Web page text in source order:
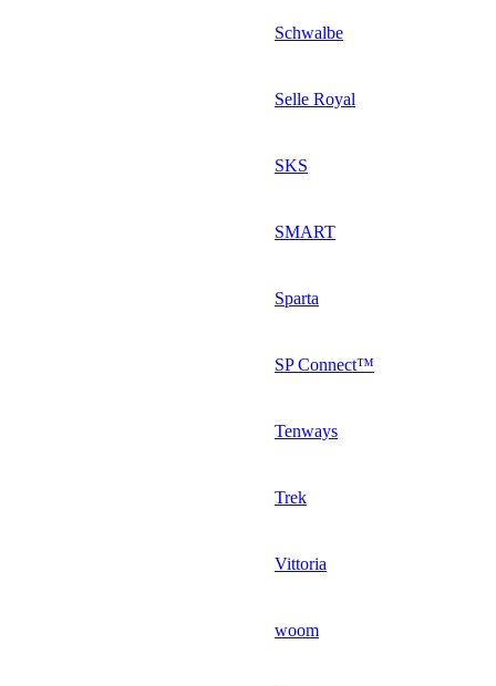
Schwalbe
Selle Royal
SKS
SMART
Sparta
SP Connect™
Tenways
Trek
Vittoria
woom